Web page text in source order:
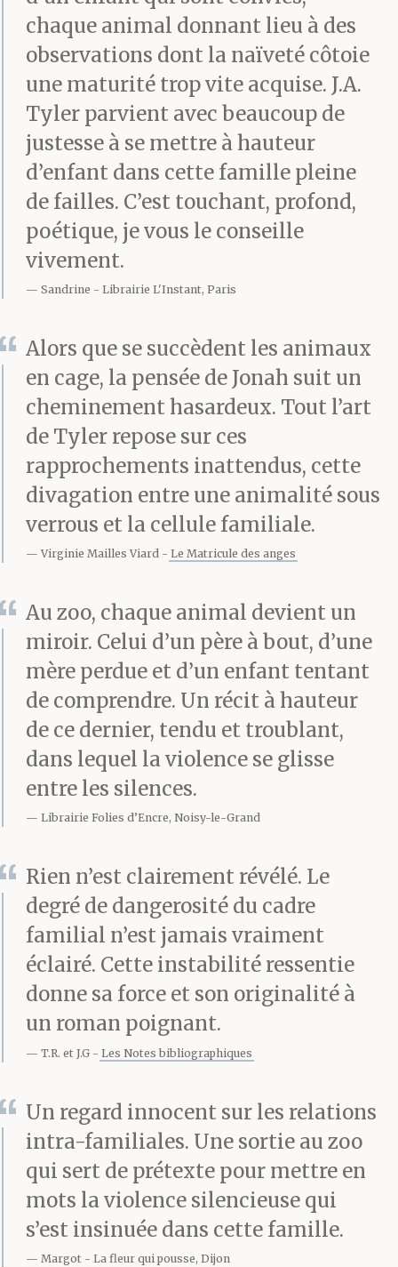
fois-là que j’ai utilisé
mes paumes de main
pour me boucher les
oreilles. Encore une fois
où j’ai pas envie
d’écouter.
Un jour je faisais fait
et il allait très haut
dans le ciel, et puis il
était là, mon papa. Il
était debout à côté de
moi et il me regardait
comme il regarde ces
pas bouché mes oreilles
parce qu’il a rien dit.
Moi j’attendais qu’il
dise quelque chose,
parce qu’il était là
debout à côté de moi,
dire que le cerf-volant
allait se prendre dans le
vent et m’emporter tout
là-haut dans le soleil,
que j’allais brûler, que
j’allais prendre feu et
brûler, mais papa il a
pas dit T’es qu’un
putain de feu sur pattes
petit.Il a rien dit du
tout. Il m’a juste regardé
chaque animal donnant lieu à des
observations dont la naïveté côtoie
une maturité trop vite acquise. J.A.
Tyler parvient avec beaucoup de
justesse à se mettre à hauteur
d’enfant dans cette famille pleine
de failles. C’est touchant, profond,
poétique, je vous le conseille
vivement.
Sandrine Librairie L'Instant, Paris
Alors que se succèdent les animaux
en cage, la pensée de Jonah suit un
cheminement hasardeux. Tout l’art
de Tyler repose sur ces
rapprochements inattendus, cette
divagation entre une animalité sous
verrous et la cellule familiale.
Virginie Mailles Viard Le Matricule des anges
Au zoo, chaque animal devient un
miroir. Celui d’un père à bout, d’une
mère perdue et d’un enfant tentant
de comprendre. Un récit à hauteur
de ce dernier, tendu et troublant,
dans lequel la violence se glisse
entre les silences.
Librairie Folies d’Encre, Noisy-le-Grand
Rien n’est clairement révélé. Le
degré de dangerosité du cadre
familial n’est jamais vraiment
éclairé. Cette instabilité ressentie
donne sa force et son originalité à
un roman poignant.
T.R. et J.G Les Notes bibliographiques
Un regard innocent sur les relations
intra-familiales. Une sortie au zoo
qui sert de prétexte pour mettre en
mots la violence silencieuse qui
s’est insinuée dans cette famille.
Margot La fleur qui pousse, Dijon